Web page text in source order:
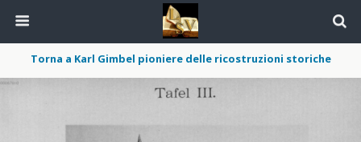
Torna a Karl Gimbel pioniere delle ricostruzioni storiche